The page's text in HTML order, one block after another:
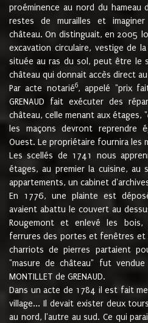
proéminence au nord du hameau
restes de murailles et
château. On distinguait, en 2005
excavation circulaire, vestige de
située au ras du sol, peut être le
château qui donnait accès direct
Par acte notarié6, appelé "prix
GRENAUD fait exécuter des
château, celle menant aux étages, "
les maçons devront reprendre
Ouest. Le propriétaire fournira les
Les scellés de 1741 nous
étages, au premier la cuisine, au
appartements, un cabinet
En 1776, une plainte est
avaient abattu le couvert au
Rougemont et enlevé les bois,
ferrures des portes et fenêtres et
charriots de pierres partaient
"masure de château" fut
MONTILLET de GRENAUD.
Dans un acte de 1784 il est fait
village... Il devait exister deux
au nord, l'autre au sud. Ce qui